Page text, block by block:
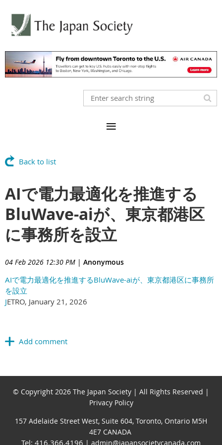
Back to list
AIで電力最適化を推進する
BluWave-aiが、東京都港区
に事務所を設立
04 Feb 2026 12:30 PM | Anonymous
AIで電力最適化を推進するBluWave-aiが、東京都港区に事務所
を設立
JETRO, January 21, 2026
© Copyright 2026 The Japan Society | All Rights Reserved |
Privacy Policy
157 Adelaide Street West, Suite 604, Toronto, Ontario M5H
4E7 CANADA
Tel: 416.366.4196 | admin@japansocietycanada.com